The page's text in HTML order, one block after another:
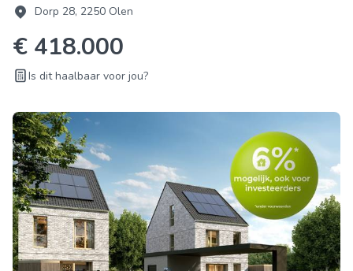
Dorp 28, 2250 Olen
€ 418.000
Is dit haalbaar voor jou?